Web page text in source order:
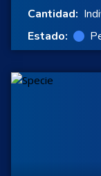
Cantidad:
Estado: